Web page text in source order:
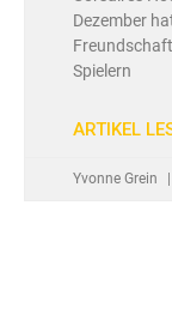
Dezember
Spielern
ARTIKEL
Yvonne Grein